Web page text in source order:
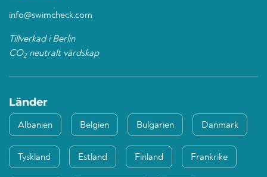
info@swimcheck.com
Tillverkad i Berlin
CO2neutralt värdskap
Länder
Albanien Belgien Bulgarien Danmark
Tyskland Estland Finland Frankrike